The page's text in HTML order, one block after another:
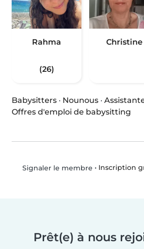
Rahma
(26)
Christine
Babysitters · Nounous ·
Offres d'emploi de babysitting
Signaler le membre • Inscription
Prêt(e) à nous